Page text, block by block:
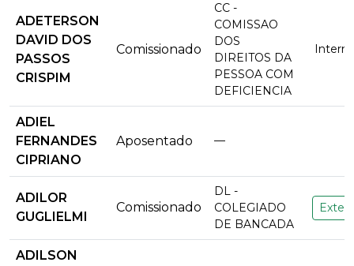
ADETERSON
DAVID DOS
PASSOS
CRISPIM
Comissionado
CC -
COMISSAO
DOS
DIREITOS DA
PESSOA COM
DEFICIENCIA
ADIEL
FERNANDES
CIPRIANO
Aposentado —
ADILOR
GUGLIELMI
Comissionado
DL -
COLEGIADO
DE BANCADA
ADILSON